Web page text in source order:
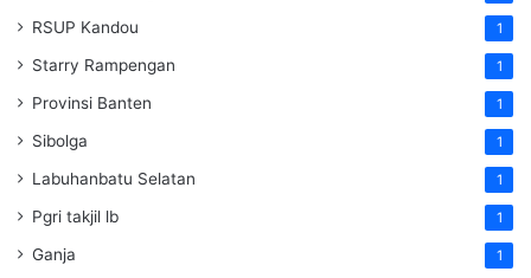
RSUP Kandou 1
Starry Rampengan 1
Provinsi Banten 1
Sibolga 1
Labuhanbatu Selatan 1
Pgri takjil lb 1
Ganja 1